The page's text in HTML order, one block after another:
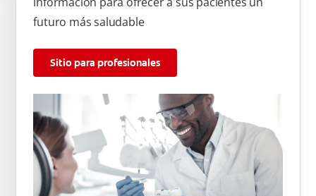
futuro más saludable
Sitio para profesionales